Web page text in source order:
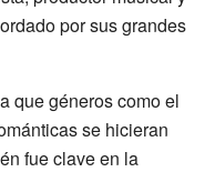
por sus grandes
que géneros como el
se hicieran
fue clave en la